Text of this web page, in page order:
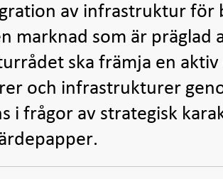
av infrastruktur för
marknad som är präglad
ska främja en aktiv
och infrastrukturer
i frågor av strategisk